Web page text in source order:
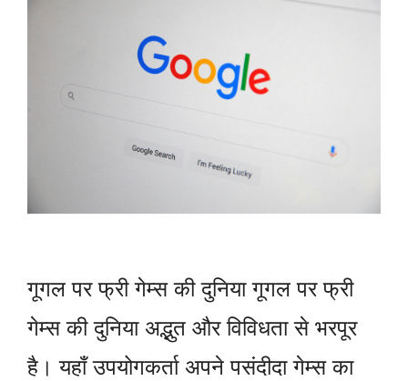
गूगल पर फ्री गेम्स की दुनिया गूगल पर फ्री
गेम्स की दुनिया अद्भुत और विविधता से भरपूर
है। यहाँ उपयोगकर्ता अपने पसंदीदा गेम्स का